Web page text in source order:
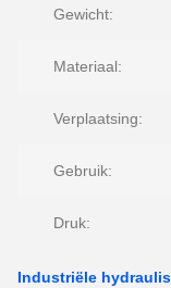
Gewicht:
Materiaal:
Verplaatsing:
Gebruik:
Druk:
Industriële